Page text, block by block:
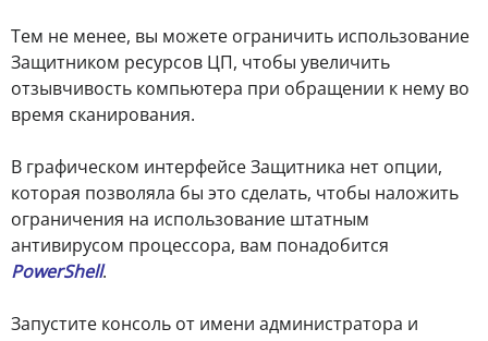
Тем не менее, вы можете ограничить использование
Защитником ресурсов ЦП, чтобы увеличить
отзывчивость компьютера при обращении к нему во
время сканирования.
В графическом интерфейсе Защитника нет опции,
которая позволяла бы это сделать, чтобы наложить
ограничения на использование штатным
антивирусом процессора, вам понадобится
PowerShell.
Запустите консоль от имени администратора и